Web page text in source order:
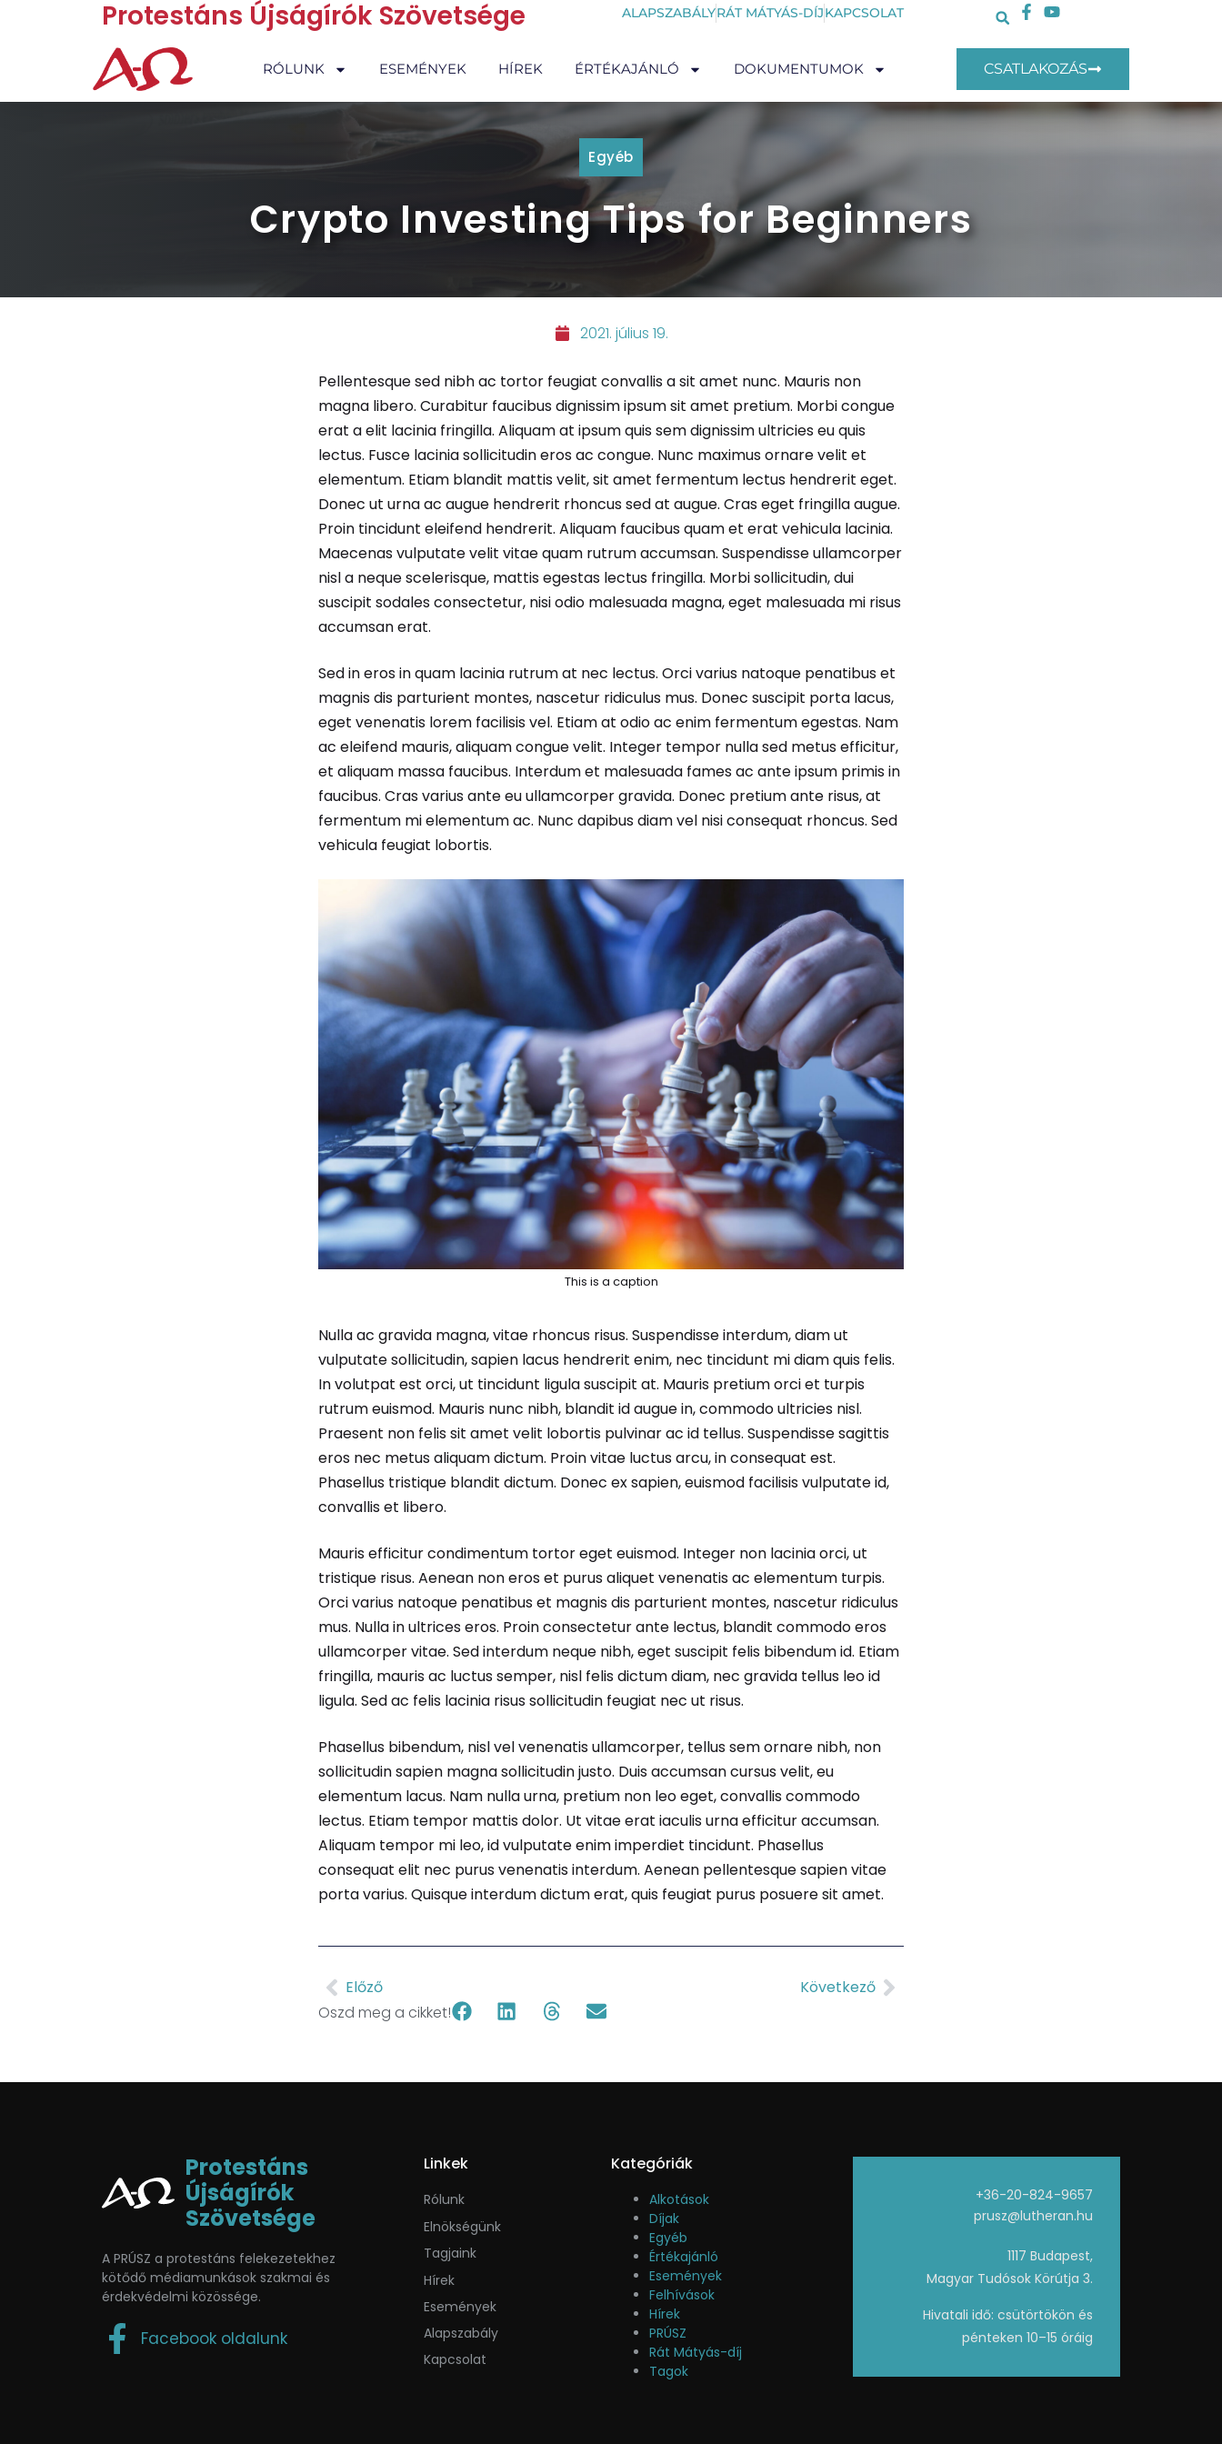
Protestáns Újságírók Szövetsége ALAPSZABÁLYRÁT MÁTYÁS-DÍJKAPCSOLAT
RÓLUNK ESEMÉNYEK HÍREK ÉRTÉKAJÁNLÓ DOKUMENTUMOK CSATLAKOZÁS
Egyéb
Crypto Investing Tips for Beginners
2021. július 19.
Pellentesque sed nibh ac tortor feugiat convallis a sit amet nunc. Mauris non
magna libero. Curabitur faucibus dignissim ipsum sit amet pretium. Morbi congue
erat a elit lacinia fringilla. Aliquam at ipsum quis sem dignissim ultricies eu quis
lectus. Fusce lacinia sollicitudin eros ac congue. Nunc maximus ornare velit et
elementum. Etiam blandit mattis velit, sit amet fermentum lectus hendrerit eget.
Donec ut urna ac augue hendrerit rhoncus sed at augue. Cras eget fringilla augue.
Proin tincidunt eleifend hendrerit. Aliquam faucibus quam et erat vehicula lacinia.
Maecenas vulputate velit vitae quam rutrum accumsan. Suspendisse ullamcorper
nisl a neque scelerisque, mattis egestas lectus fringilla. Morbi sollicitudin, dui
suscipit sodales consectetur, nisi odio malesuada magna, eget malesuada mi risus
accumsan erat.
Sed in eros in quam lacinia rutrum at nec lectus. Orci varius natoque penatibus et
magnis dis parturient montes, nascetur ridiculus mus. Donec suscipit porta lacus,
eget venenatis lorem facilisis vel. Etiam at odio ac enim fermentum egestas. Nam
ac eleifend mauris, aliquam congue velit. Integer tempor nulla sed metus efficitur,
et aliquam massa faucibus. Interdum et malesuada fames ac ante ipsum primis in
faucibus. Cras varius ante eu ullamcorper gravida. Donec pretium ante risus, at
fermentum mi elementum ac. Nunc dapibus diam vel nisi consequat rhoncus. Sed
vehicula feugiat lobortis.
This is a caption
Nulla ac gravida magna, vitae rhoncus risus. Suspendisse interdum, diam ut
vulputate sollicitudin, sapien lacus hendrerit enim, nec tincidunt mi diam quis felis.
In volutpat est orci, ut tincidunt ligula suscipit at. Mauris pretium orci et turpis
rutrum euismod. Mauris nunc nibh, blandit id augue in, commodo ultricies nisl.
Praesent non felis sit amet velit lobortis pulvinar ac id tellus. Suspendisse sagittis
eros nec metus aliquam dictum. Proin vitae luctus arcu, in consequat est.
Phasellus tristique blandit dictum. Donec ex sapien, euismod facilisis vulputate id,
convallis et libero.
Mauris efficitur condimentum tortor eget euismod. Integer non lacinia orci, ut
tristique risus. Aenean non eros et purus aliquet venenatis ac elementum turpis.
Orci varius natoque penatibus et magnis dis parturient montes, nascetur ridiculus
mus. Nulla in ultrices eros. Proin consectetur ante lectus, blandit commodo eros
ullamcorper vitae. Sed interdum neque nibh, eget suscipit felis bibendum id. Etiam
fringilla, mauris ac luctus semper, nisl felis dictum diam, nec gravida tellus leo id
ligula. Sed ac felis lacinia risus sollicitudin feugiat nec ut risus.
Phasellus bibendum, nisl vel venenatis ullamcorper, tellus sem ornare nibh, non
sollicitudin sapien magna sollicitudin justo. Duis accumsan cursus velit, eu
elementum lacus. Nam nulla urna, pretium non leo eget, convallis commodo
lectus. Etiam tempor mattis dolor. Ut vitae erat iaculis urna efficitur accumsan.
Aliquam tempor mi leo, id vulputate enim imperdiet tincidunt. Phasellus
consequat elit nec purus venenatis interdum. Aenean pellentesque sapien vitae
porta varius. Quisque interdum dictum erat, quis feugiat purus posuere sit amet.
Előző
Következő
Oszd meg a cikket!
Protestáns
Újságírók
Szövetsége
A PRÚSZ a protestáns felekezetekhez
kötődő médiamunkások szakmai és
érdekvédelmi közössége.
Facebook oldalunk
Linkek
Rólunk
Elnökségünk
Tagjaink
Hírek
Események
Alapszabály
Kapcsolat
Kategóriák
Alkotások
Díjak
Egyéb
Értékajánló
Események
Felhívások
Hírek
PRÚSZ
Rát Mátyás-díj
Tagok
+36-20-824-9657
prusz@lutheran.hu
1117 Budapest,
Magyar Tudósok Körútja 3.
Hivatali idő: csütörtökön és
pénteken 10–15 óráig